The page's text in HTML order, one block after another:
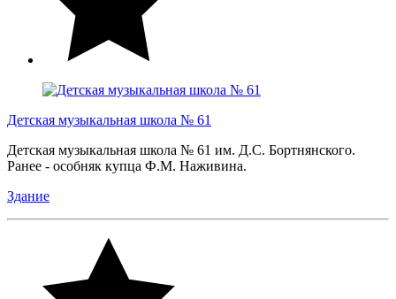
Детская музыкальная школа № 61
Детская музыкальная школа № 61 им. Д.С. Бортнянского.
Ранее - особняк купца Ф.М. Наживина.
Здание